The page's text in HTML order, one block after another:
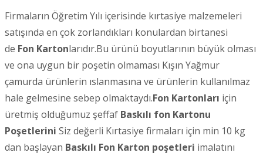
Firmaların Öğretim Yılı içerisinde kırtasiye malzemeleri
satışında en çok zorlandıkları konulardan birtanesi
de Fon Kartonlarıdır.Bu ürünü boyutlarının büyük olması
ve ona uygun bir poşetin olmaması Kışın Yağmur
çamurda ürünlerin ıslanmasına ve ürünlerin kullanılmaz
hale gelmesine sebep olmaktaydı.Fon Kartonları için
üretmiş olduğumuz şeffaf Baskılı fon Kartonu
Poşetlerini Siz değerli Kırtasiye firmaları için min 10 kg
dan başlayan Baskılı Fon Karton poşetleri imalatını